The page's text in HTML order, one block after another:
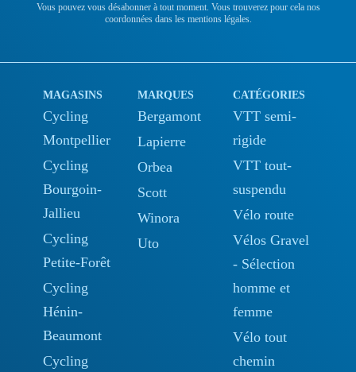
Vous pouvez vous désabonner à tout moment. Vous trouverez pour cela nos
coordonnées dans les mentions légales.
MAGASINS
Cycling
Montpellier
Cycling
Bourgoin-
Jallieu
Cycling
Petite-Forêt
Cycling
Hénin-
Beaumont
Cycling
MARQUES
Bergamont
Lapierre
Orbea
Scott
Winora
Uto
CATÉGORIES
VTT semi-
rigide
VTT tout-
suspendu
Vélo route
Vélos Gravel
- Sélection
homme et
femme
Vélo tout
chemin